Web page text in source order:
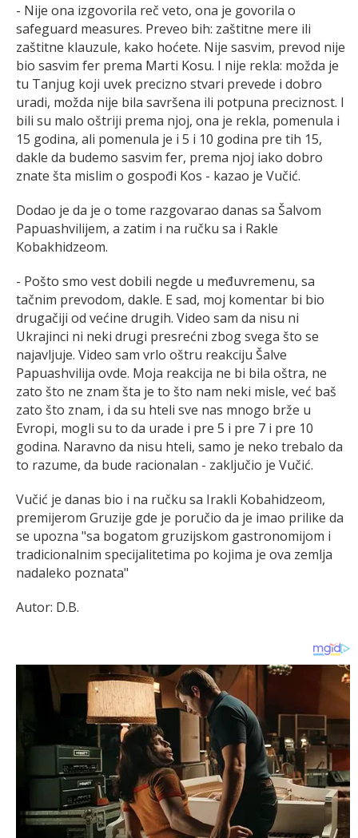
- Nije ona izgovorila reč veto, ona je govorila o
safeguard measures. Preveo bih: zaštitne mere ili
zaštitne klauzule, kako hoćete. Nije sasvim, prevod nije
bio sasvim fer prema Marti Kosu. I nije rekla: možda je
tu Tanjug koji uvek precizno stvari prevede i dobro
uradi, možda nije bila savršena ili potpuna preciznost. I
bili su malo oštriji prema njoj, ona je rekla, pomenula i
15 godina, ali pomenula je i 5 i 10 godina pre tih 15,
dakle da budemo sasvim fer, prema njoj iako dobro
znate šta mislim o gospođi Kos - kazao je Vučić.
Dodao je da je o tome razgovarao danas sa Šalvom
Papuashvilijem, a zatim i na ručku sa i Rakle
Kobakhidzeom.
- Pošto smo vest dobili negde u međuvremenu, sa
tačnim prevodom, dakle. E sad, moj komentar bi bio
drugačiji od većine drugih. Video sam da nisu ni
Ukrajinci ni neki drugi presrećni zbog svega što se
najavljuje. Video sam vrlo oštru reakciju Šalve
Papuashvilija ovde. Moja reakcija ne bi bila oštra, ne
zato što ne znam šta je to što nam neki misle, već baš
zato što znam, i da su hteli sve nas mnogo brže u
Evropi, mogli su to da urade i pre 5 i pre 7 i pre 10
godina. Naravno da nisu hteli, samo je neko trebalo da
to razume, da bude racionalan - zaključio je Vučić.
Vučić je danas bio i na ručku sa Irakli Kobahidzeom,
premijerom Gruzije gde je poručio da je imao prilike da
se upozna "sa bogatom gruzijskom gastronomijom i
tradicionalnim specijalitetima po kojima je ova zemlja
nadaleko poznata"
Autor: D.B.